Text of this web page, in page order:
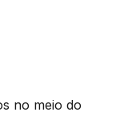
no meio do